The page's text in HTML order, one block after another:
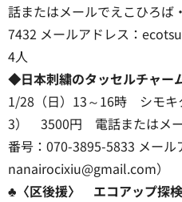
話またはメールでえこひろば
7432 メールアドレス：
4人
◆日本刺繍のタッセルチャー
1/28（日）13～16時 シモキ
3） 3500円 電話またはメ
番号：070-3895-5833 メール
nanairocixiu@gmail.com）
♣〈区後援〉 エコアップ探